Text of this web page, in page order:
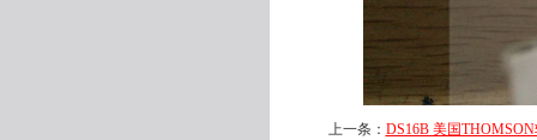
上一条： DS16B 美国THOMSON